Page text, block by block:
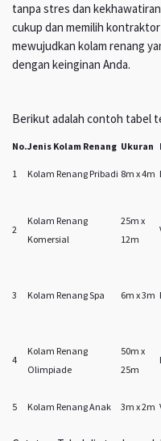
tanpa stres dan
cukup dan memilih
mewujudkan kolam renang
dengan keinginan Anda.
Berikut adalah contoh tabel
No.Jenis Kolam Renang Ukuran
1 Kolam Renang Pribadi 8m x 4m
2
Kolam Renang
Komersial
25m x
12m
3
Kolam Renang Spa 6m x 3m
4
Kolam Renang
Olimpiade
50m x
25m
5
Kolam Renang Anak 3m x 2m